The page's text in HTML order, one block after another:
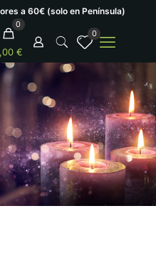
a 60€ (solo en Península)
0
€
0